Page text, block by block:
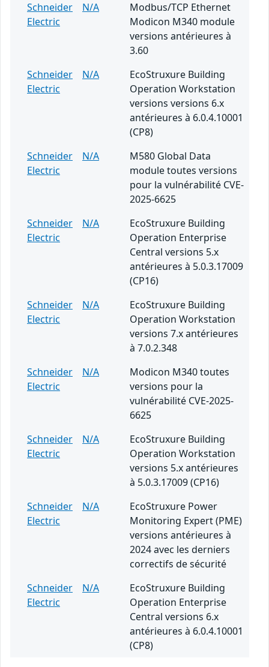
Schneider
Electric
N/A
Modbus/TCP Ethernet
Modicon M340 module
versions antérieures à
3.60
Schneider
Electric
N/A
EcoStruxure Building
Operation Workstation
versions versions 6.x
antérieures à 6.0.4.10001
(CP8)
Schneider
Electric
N/A
M580 Global Data
module toutes versions
pour la vulnérabilité CVE-
2025-6625
Schneider
Electric
N/A
EcoStruxure Building
Operation Enterprise
Central versions 5.x
antérieures à 5.0.3.17009
(CP16)
Schneider
Electric
N/A
EcoStruxure Building
Operation Workstation
versions 7.x antérieures
à 7.0.2.348
Schneider
Electric
N/A
Modicon M340 toutes
versions pour la
vulnérabilité CVE-2025-
6625
Schneider
Electric
N/A
EcoStruxure Building
Operation Workstation
versions 5.x antérieures
à 5.0.3.17009 (CP16)
Schneider
Electric
N/A
EcoStruxure Power
Monitoring Expert (PME)
versions antérieures à
2024 avec les derniers
correctifs de sécurité
Schneider
Electric
N/A
EcoStruxure Building
Operation Enterprise
Central versions 6.x
antérieures à 6.0.4.10001
(CP8)